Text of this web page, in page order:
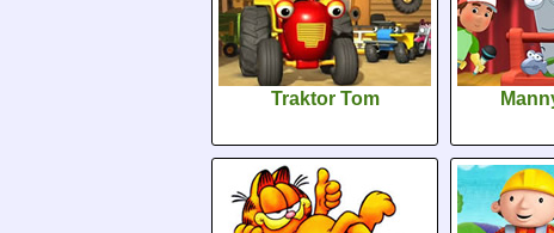
Traktor Tom